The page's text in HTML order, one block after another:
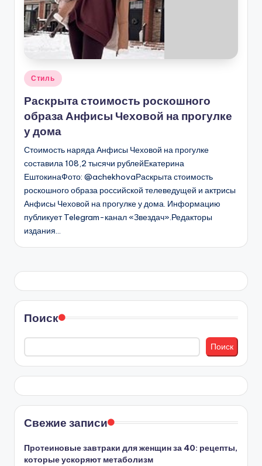
Опубликовано
Стиль
Раскрыта стоимость роскошного
образа Анфисы Чеховой на прогулке
у дома
Стоимость наряда Анфисы Чеховой на прогулке
составила 108,2 тысячи рублейЕкатерина
ЕштокинаФото: @achekhovaРаскрыта стоимость
роскошного образа российской телеведущей и актрисы
Анфисы Чеховой на прогулке у дома. Информацию
публикует Telegram-канал «Звездач».Редакторы
издания…
Поиск
Поиск
Свежие записи
Протеиновые завтраки для женщин за 40: рецепты,
которые ускоряют метаболизм